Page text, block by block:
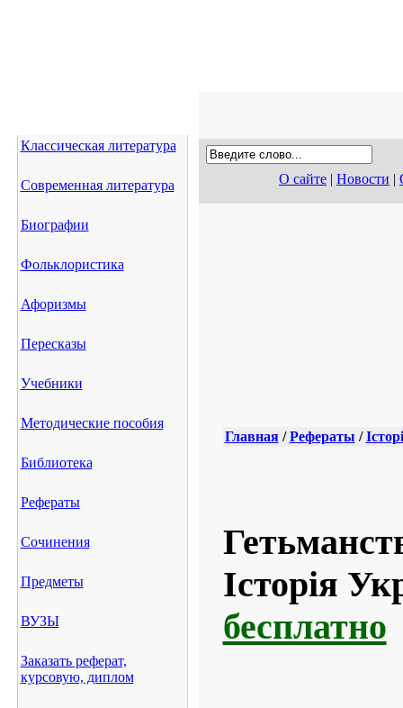
Классическая литература
Современная литература
Биографии
Фольклористика
Афоризмы
Пересказы
Учебники
Методические пособия
Библиотека
Рефераты
Сочинения
Предметы
ВУЗЫ
Заказать реферат,
курсовую, диплом
О сайте | Новости |
Главная/Рефераты /
Історія
бесплатно